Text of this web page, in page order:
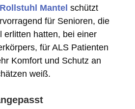
Mantel schützt
für Senioren, die
erlitten hatten, bei einer
für ALS Patienten
Komfort und Schutz an
weiß.